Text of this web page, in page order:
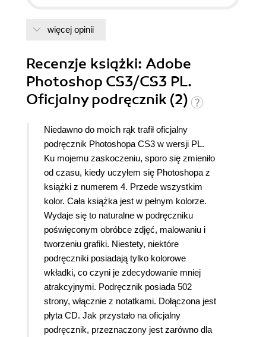
więcej opinii
Recenzje książki: Adobe
Photoshop CS3/CS3 PL.
Oficjalny podręcznik (2)
Niedawno do moich rąk trafił oficjalny
podręcznik Photoshopa CS3 w wersji PL.
Ku mojemu zaskoczeniu, sporo się zmieniło
od czasu, kiedy uczyłem się Photoshopa z
książki z numerem 4. Przede wszystkim
kolor. Cała książka jest w pełnym kolorze.
Wydaje się to naturalne w podręczniku
poświęconym obróbce zdjęć, malowaniu i
tworzeniu grafiki. Niestety, niektóre
podręczniki posiadają tylko kolorowe
wkładki, co czyni je zdecydowanie mniej
atrakcyjnymi. Podręcznik posiada 502
strony, włącznie z notatkami. Dołączona jest
płyta CD. Jak przystało na oficjalny
podręcznik, przeznaczony jest zarówno dla